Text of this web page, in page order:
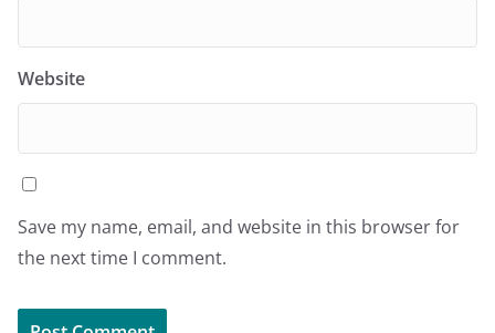
Website
Save my name, email, and website in this browser for
the next time I comment.